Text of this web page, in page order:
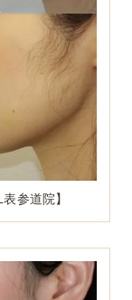
参道院】